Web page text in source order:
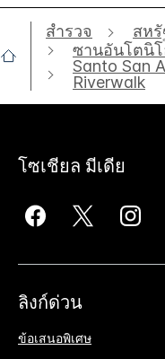
สำรวจ สหรั
ซานอันโตนิ
Santo San
Riverwalk
โซเชียล มีเดีย
ลิงก์ด่วน
ข้อเสนอพิเศษ